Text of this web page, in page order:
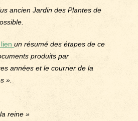
ancien Jardin des Plantes de
lienun résumé des étapes de ce
produits par
années et le courrier de la
».
reine »